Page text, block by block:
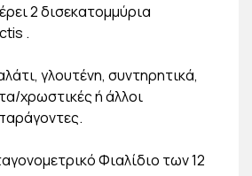
2 δισεκατομμύρια
.
γλουτένη, συντηρητικά,
χρωστικές ή άλλοι
Φιαλίδιο των 12